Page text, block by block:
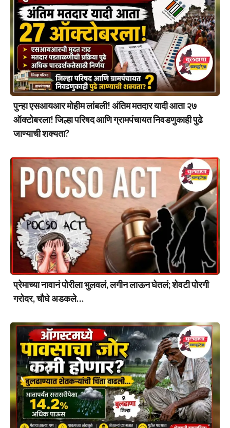
पुन्हा एसआयआर मोहीम लांबली! अंतिम मतदार यादी आता २७
ऑक्टोबरला! जिल्हा परिषद आणि ग्रामपंचायत निवडणुकाही पुढे
जाण्याची शक्यता?
प्रेमाच्या नावानं पोरीला भुलवलं, लगीन लाऊन घेतलं; शेवटी पोरगी
गरोदर, चौघे अडकले…